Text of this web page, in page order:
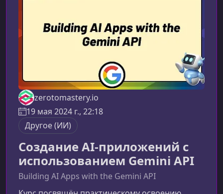
zerotomastery.io
19 мая 2024 г., 22:18
Другое (ИИ)
Создание AI-приложений с
использованием Gemini API
Building AI Apps with the Gemini API